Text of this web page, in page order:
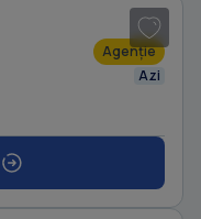
Agenție
Azi